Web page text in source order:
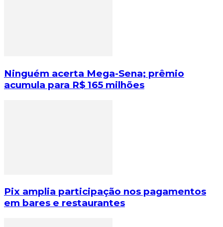
Ninguém acerta Mega-Sena; prêmio
acumula para R$ 165 milhões
Pix amplia participação nos pagamentos
em bares e restaurantes